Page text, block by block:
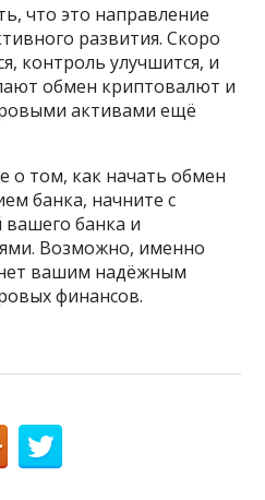
что это направление
развития. Скоро
контроль улучшится, и
обмен криптовалют и
активами ещё
о том, как начать обмен
банка, начните с
банка и
Возможно, именно
вашим надёжным
финансов.